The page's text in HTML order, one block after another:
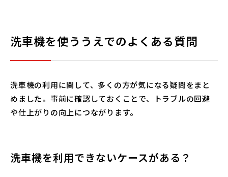
洗車機を使ううえでのよくある質問
洗車機の利用に関して、多くの方が気になる疑問をまと
めました。事前に確認しておくことで、トラブルの回避
や仕上がりの向上につながります。
洗車機を利用できないケースがある？